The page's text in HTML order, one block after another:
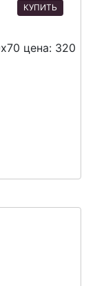
КУПИТЬ
цена: 320